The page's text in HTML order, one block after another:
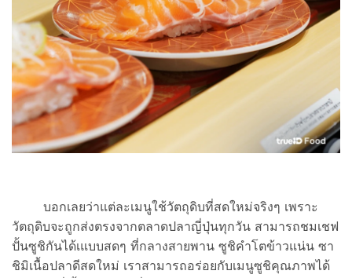
บอกเลยว่าแต่ละเมนูใช้วัตถุดิบที่สดใหม่จริงๆ เพราะ
วัตถุดิบจะถูกส่งตรงจากตลาดปลาญี่ปุ่นทุกวัน สามารถชมเชฟ
ปั้นซูชิกันได้เแบบสดๆ ที่กลางสายพาน ซูชิคำโตข้าวแน่น ซา
ชิมิเนื้อปลาดีสดใหม่ เราสามารถอร่อยกับเมนูซูชิคุณภาพได้